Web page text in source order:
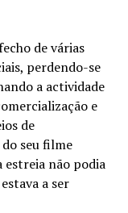
de várias
perdendo-se
a actividade
e
de
seu filme
estreia não podia
a ser